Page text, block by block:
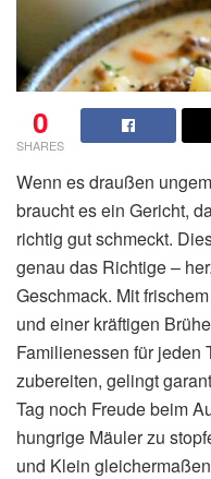
0
SHARES
Wenn es draußen
braucht es ein Gericht,
richtig gut schmeckt.
genau das Richtige –
Geschmack. Mit
und einer kräftigen
Familienessen für jeden
zubereiten, gelingt
Tag noch Freude beim
hungrige Mäuler zu
und Klein